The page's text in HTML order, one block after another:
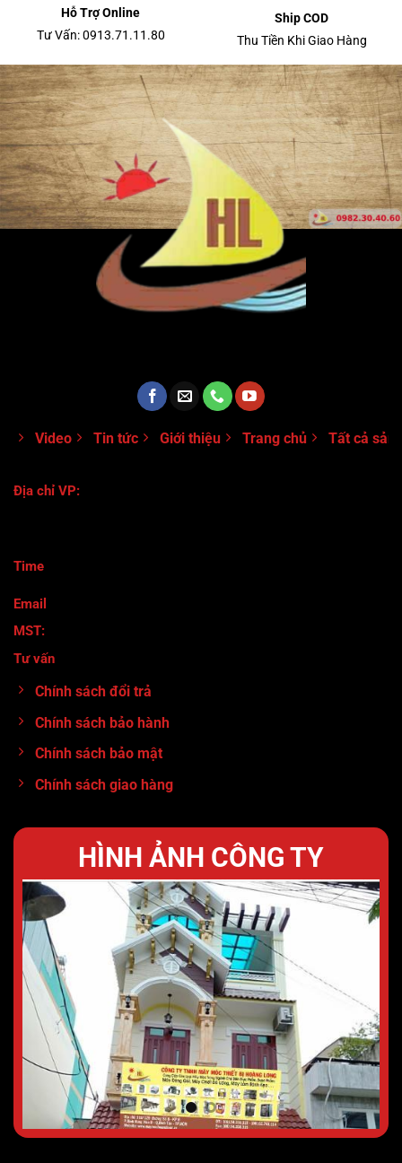
Hỗ Trợ Online
Tư Vấn: 0913.71.11.80
Ship COD
Thu Tiền Khi Giao Hàng
Video Tin tức Giới thiệu Trang chủ Tất cả sản
Địa chỉ VP:
Time
Email
MST:
Tư vấn
Chính sách đổi trả
Chính sách bảo hành
Chính sách bảo mật
Chính sách giao hàng
HÌNH ẢNH CÔNG TY